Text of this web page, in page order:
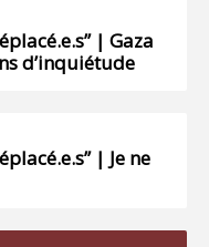
| Gaza
d’inquiétude
| Je ne